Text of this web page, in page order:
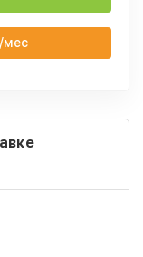
мес